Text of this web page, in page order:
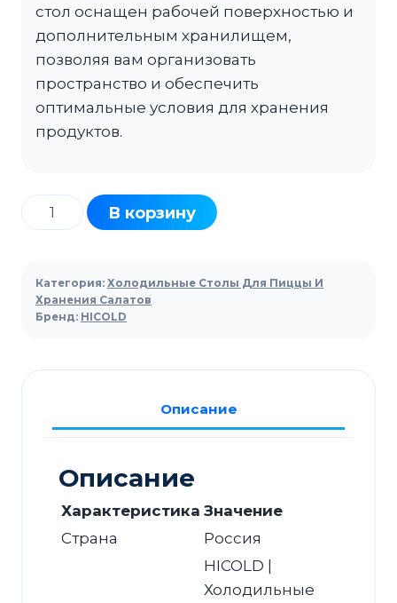
стол оснащен рабочей поверхностью и
дополнительным хранилищем,
позволяя вам организовать
пространство и обеспечить
оптимальные условия для хранения
продуктов.
Количество
товара
холодильный
для
салатов
SL1-
В корзину
Категория: Холодильные Столы Для Пиццы И
Хранения Салатов
Бренд: HICOLD
Описание
Описание
Характеристика Значение
Страна
Россия
HICOLD |
Холодильные